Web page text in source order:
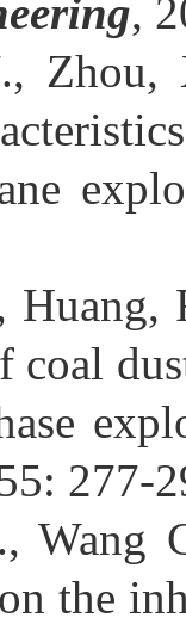
,
., Zhou,
Huang,
coal
277-
Wang
the